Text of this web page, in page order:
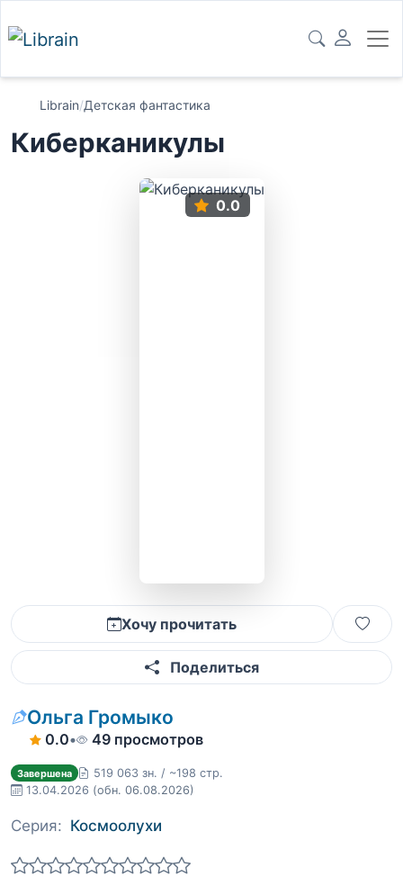
Librain/Детская фантастика
Киберканикулы
0.0
Хочу прочитать
Поделиться
Ольга Громыко
0.0• 49 просмотров
Завершена
519 063 зн. / ~198 стр.
13.04.2026 (обн. 06.08.2026)
Серия: Космоолухи